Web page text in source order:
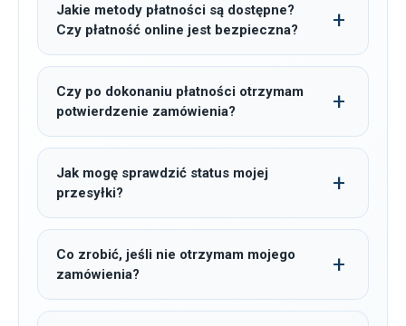
Jakie metody płatności są dostępne?
Czy płatność online jest bezpieczna?
Czy po dokonaniu płatności otrzymam
potwierdzenie zamówienia?
Jak mogę sprawdzić status mojej
przesyłki?
Co zrobić, jeśli nie otrzymam mojego
zamówienia?